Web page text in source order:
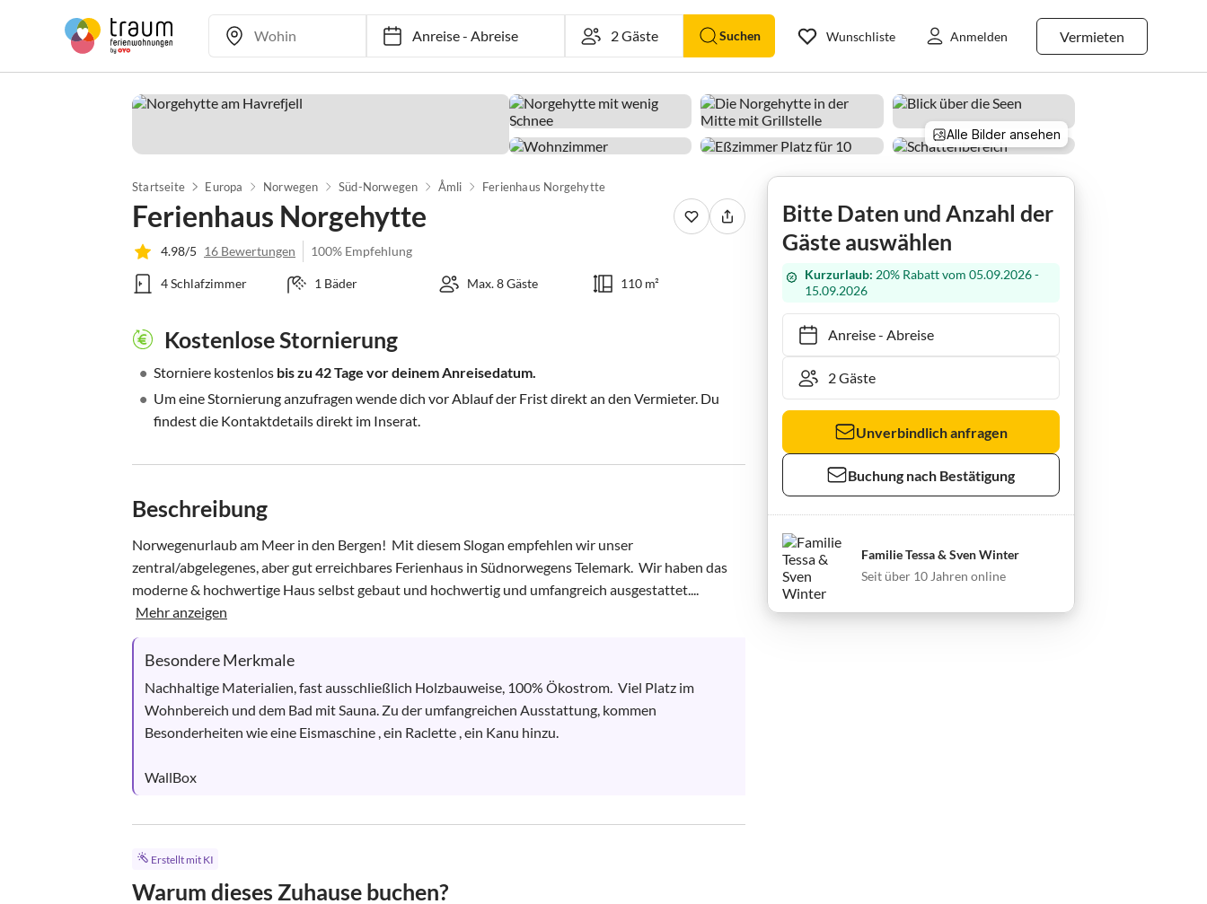
Anreise-Abreise Suchen Vermieten
Wunschliste Anmelden
Alle Bilder ansehen
Startseite Europa Norwegen Süd-Norwegen Åmli Ferienhaus Norgehytte
Ferienhaus Norgehytte
4.98/5 16 Bewertungen 100% Empfehlung
4 Schlafzimmer 1 Bäder Max. 8 Gäste 110 m²
Kostenlose Stornierung
• Storniere kostenlos bis zu 42 Tage vor deinem Anreisedatum.
• Um eine Stornierung anzufragen wende dich vor Ablauf der Frist direkt an den Vermieter. Du
findest die Kontaktdetails direkt im Inserat.
Beschreibung
Norwegenurlaub am Meer in den Bergen!  Mit diesem Slogan empfehlen wir unser
zentral/abgelegenes, aber gut erreichbares Ferienhaus in Südnorwegens Telemark.  Wir haben das
moderne & hochwertige Haus selbst gebaut und hochwertig und umfangreich ausgestattet....
Mehr anzeigen
Besondere Merkmale
Nachhaltige Materialien, fast ausschließlich Holzbauweise, 100% Ökostrom.  Viel Platz im
Wohnbereich und dem Bad mit Sauna. Zu der umfangreichen Ausstattung, kommen
Besonderheiten wie eine Eismaschine , ein Raclette , ein Kanu hinzu.
WallBox
Erstellt mit KI
Warum dieses Zuhause buchen?
Bitte Daten und Anzahl der
Gäste auswählen
Kurzurlaub: 20% Rabatt vom 05.09.2026 -
15.09.2026
Anreise- Abreise
Unverbindlich anfragen
Buchung nach Bestätigung
Familie Tessa & Sven Winter
Seit über 10 Jahren online